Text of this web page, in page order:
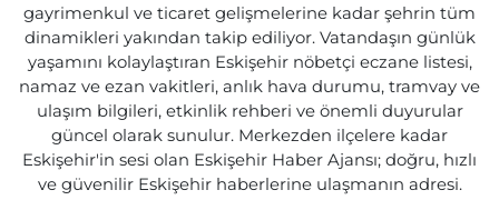
gayrimenkul ve ticaret gelişmelerine kadar şehrin tüm
dinamikleri yakından takip ediliyor. Vatandaşın günlük
yaşamını kolaylaştıran Eskişehir nöbetçi eczane listesi,
namaz ve ezan vakitleri, anlık hava durumu, tramvay ve
ulaşım bilgileri, etkinlik rehberi ve önemli duyurular
güncel olarak sunulur. Merkezden ilçelere kadar
Eskişehir'in sesi olan Eskişehir Haber Ajansı; doğru, hızlı
ve güvenilir Eskişehir haberlerine ulaşmanın adresi.